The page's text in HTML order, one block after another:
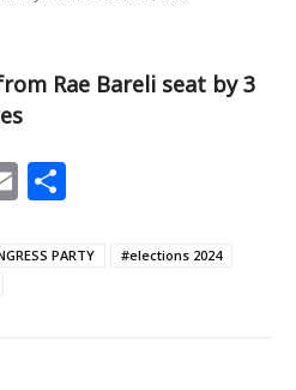
Rae Bareli seat by 3
Email
PARTY
#elections 2024